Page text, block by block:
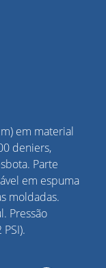
em material
deniers,
Parte
em espuma
moldadas.
Pressão